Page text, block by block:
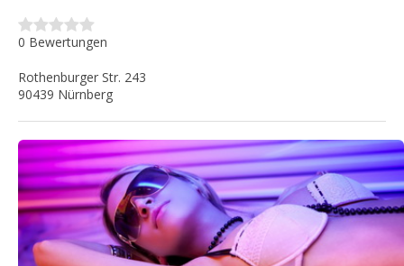
Rothenburger Str. 243
90439 Nürnberg
0 Bewertungen